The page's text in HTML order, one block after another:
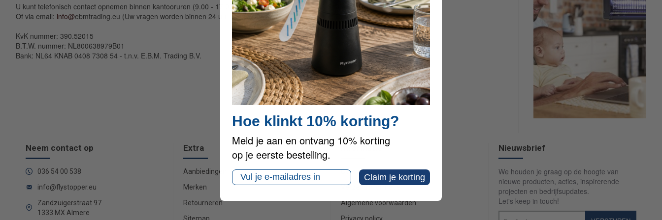
U kunt telefonisch contact opnemen binnen kantooruren (9.00 - 17.00 uur) via telefoonnummer 036 5409834
Of via email: info@ebmtrading.eu (Uw vragen worden binnen 24 uur beantwoord).
KvK nummer: 390.52015
B.T.W. nummer: NL800638979B01
Bank: NL64 KNAB 0408 7308 54 - t.n.v. E.B.M. Trading B.V.
Neem contact op
036 54 00 538
info@flystopper.eu
Zandzuigerstraat 97
1333 MX Almere
Extra
Aanbiedingen
Merken
Retourneren
Over ons
Verzendinformatie
Algemene voorwaarden
Nieuwsbrief
We houden je graag op de hoogte van
nieuwe producten, acties, inspirerende
projecten en bedrijfsupdates.
Let's keep in touch!
Hoe klinkt 10% korting?
Meld je aan en ontvang 10% korting
op je eerste bestelling.
Email Claim je korting